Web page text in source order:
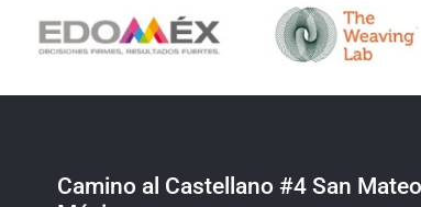
Camino al Castellano #4 San